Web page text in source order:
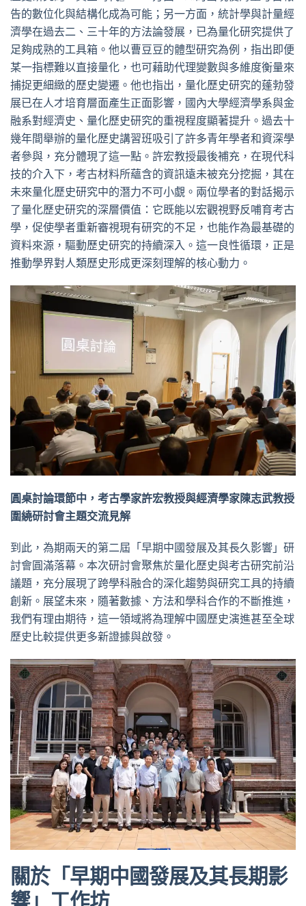
告的數位化與結構化成為可能；另一方面，統計學與計量經
濟學在過去二、三十年的方法論發展，已為量化研究提供了
足夠成熟的工具箱。他以曹豆豆的體型研究為例，指出即便
某一指標難以直接量化，也可藉助代理變數與多維度衡量來
捕捉更細緻的歷史變遷。他也指出，量化歷史研究的蓬勃發
展已在人才培育層面產生正面影響，國內大學經濟學系與金
融系對經濟史、量化歷史研究的重視程度顯著提升。過去十
幾年間舉辦的量化歷史講習班吸引了許多青年學者和資深學
者參與，充分體現了這一點。許宏教授最後補充，在現代科
技的介入下，考古材料所蘊含的資訊遠未被充分挖掘，其在
未來量化歷史研究中的潛力不可小覷。兩位學者的對話揭示
了量化歷史研究的深層價值：它既能以宏觀視野反哺育考古
學，促使學者重新審視現有研究的不足，也能作為最基礎的
資料來源，驅動歷史研究的持續深入。這一良性循環，正是
推動學界對人類歷史形成更深刻理解的核心動力。
圓桌討論環節中，考古學家許宏教授與經濟學家陳志武教授
圍繞研討會主題交流見解
到此，為期兩天的第二屆「早期中國發展及其長久影響」研
討會圓滿落幕。本次研討會聚焦於量化歷史與考古研究前沿
議題，充分展現了跨學科融合的深化趨勢與研究工具的持續
創新。展望未來，隨著數據、方法和學科合作的不斷推進，
我們有理由期待，這一領域將為理解中國歷史演進甚至全球
歷史比較提供更多新證據與啟發。
關於「早期中國發展及其長期影
響」工作坊